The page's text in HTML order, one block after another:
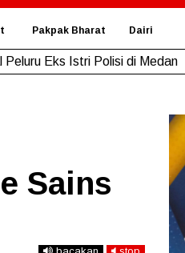
Pakpak Bharat Dairi
Peluru Eks Istri Polisi di Medan
Sains